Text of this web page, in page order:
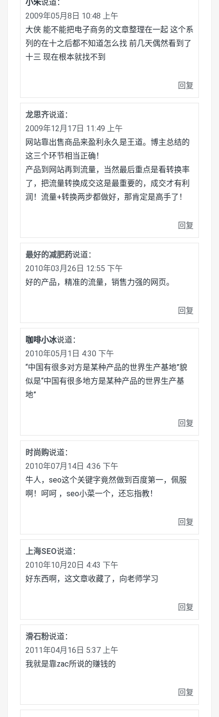
小朱说道：
2009年05月8日 10:48 上午
大侠 能不能把电子商务的文章整理在一起 这个系
列的在十之后都不知道怎么找 前几天偶然看到了
十三 现在根本就找不到
回复
龙思齐说道：
2009年12月17日 11:49 上午
网站靠出售商品来盈利永久是王道。博主总结的
这三个环节相当正确！
产品到网站再到流量，当然最后重点是看转换率
了，把流量转换成交这是最重要的，成交才有利
润！流量+转换两步都做好，那肯定是高手了！
回复
最好的减肥药说道：
2010年03月26日 12:55 下午
好的产品，精准的流量，销售力强的网页。
回复
咖啡小冰说道：
2010年05月1日 4:30 下午
“中国有很多对方是某种产品的世界生产基地”貌
似是“中国有很多地方是某种产品的世界生产基
地”
回复
时尚购说道：
2010年07月14日 4:36 下午
牛人，seo这个关键字竟然做到百度第一，佩服
啊！呵呵 ，seo小菜一个，还忘指教！
回复
上海SEO说道：
2010年10月20日 4:43 下午
好东西啊，这文章收藏了，向老师学习
回复
滑石粉说道：
2011年04月16日 5:37 上午
我就是靠zac所说的赚钱的
回复